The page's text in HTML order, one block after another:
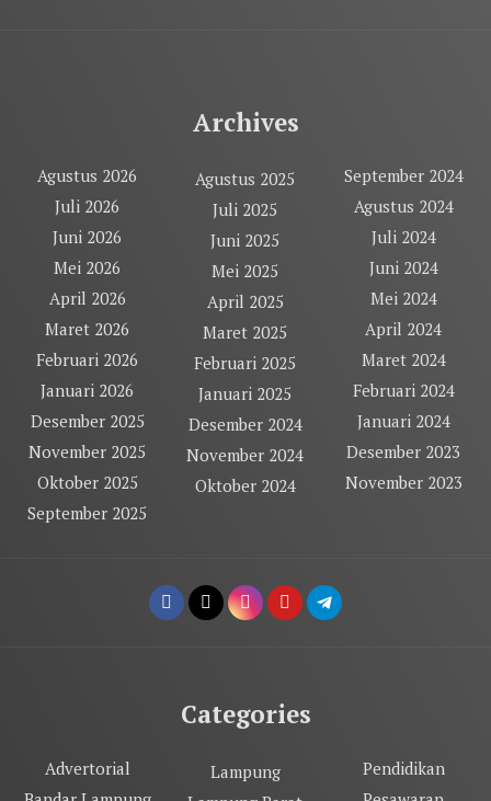
Archives
Agustus 2026
Juli 2026
Juni 2026
Mei 2026
April 2026
Maret 2026
Februari 2026
Januari 2026
Desember 2025
November 2025
Oktober 2025
September 2025
Agustus 2025
Juli 2025
Juni 2025
Mei 2025
April 2025
Maret 2025
Februari 2025
Januari 2025
Desember 2024
November 2024
Oktober 2024
September 2024
Agustus 2024
Juli 2024
Juni 2024
Mei 2024
April 2024
Maret 2024
Februari 2024
Januari 2024
Desember 2023
November 2023
Categories
Advertorial
Lampung
Pendidikan